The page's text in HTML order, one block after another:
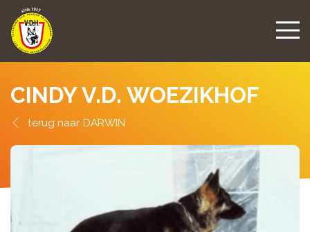
CINDY V.D. WOEZIKHOF
DARWIN